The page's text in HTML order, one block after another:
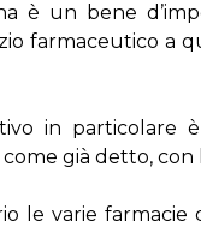
è un bene
farmaceutico a
in particolare
già detto,
le varie farmacie